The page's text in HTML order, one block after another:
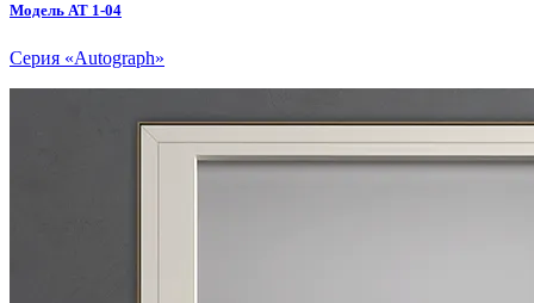
Модель AT 1-04
Серия «Autograph»